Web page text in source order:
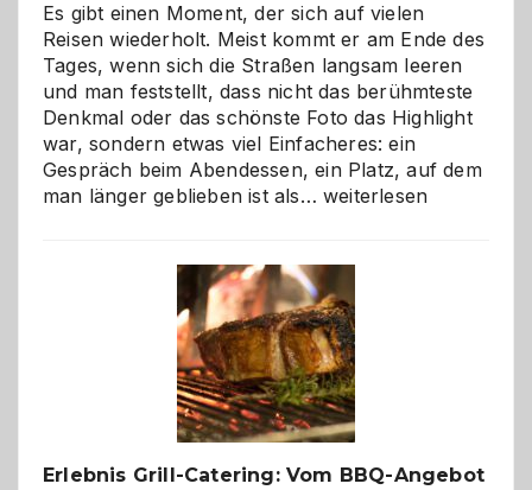
Es gibt einen Moment, der sich auf vielen
Reisen wiederholt. Meist kommt er am Ende des
Tages, wenn sich die Straßen langsam leeren
und man feststellt, dass nicht das berühmteste
Denkmal oder das schönste Foto das Highlight
war, sondern etwas viel Einfacheres: ein
Gespräch beim Abendessen, ein Platz, auf dem
man länger geblieben ist als… Als
–
die
Gelegenheit,
neue
Reiseziele
zu
entdecken
weiterlesen
Erlebnis Grill-Catering: Vom BBQ-Angebot